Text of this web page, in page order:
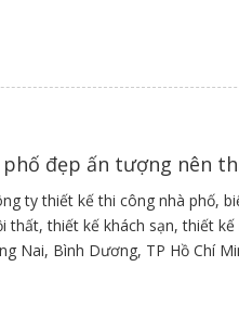
Nguồn sưu tầm
đẹp ấn tượng nên
ty thiết kế thi công nhà phố,
thất, thiết kế khách sạn, thiết
Nai, Bình Dương, TP Hồ Chí